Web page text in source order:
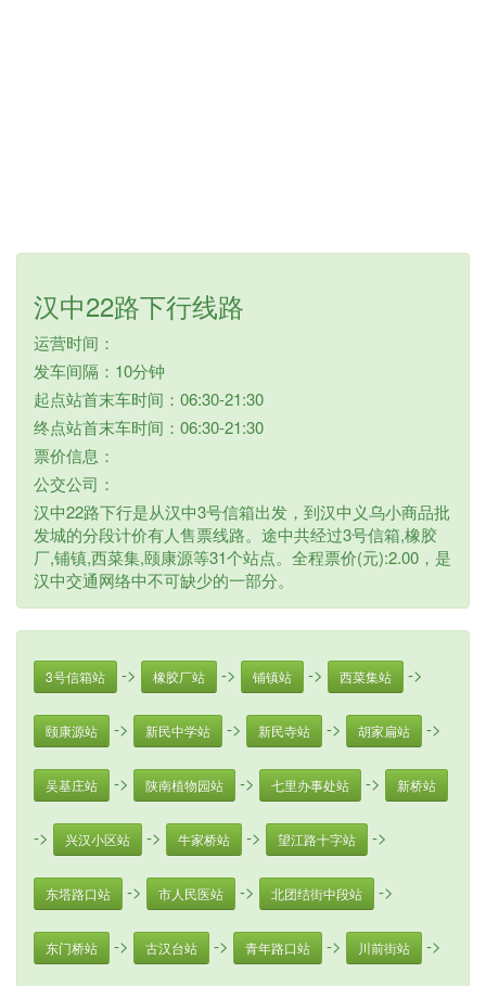
汉中22路下行线路
运营时间：
发车间隔：10分钟
起点站首末车时间：06:30-21:30
终点站首末车时间：06:30-21:30
票价信息：
公交公司：
汉中22路下行是从汉中3号信箱出发，到汉中义乌小商品批
发城的分段计价有人售票线路。途中共经过3号信箱,橡胶
厂,铺镇,西菜集,颐康源等31个站点。全程票价(元):2.00，是
汉中交通网络中不可缺少的一部分。
3号信箱站 -> 橡胶厂站 -> 铺镇站 -> 西菜集站 ->
颐康源站 -> 新民中学站 -> 新民寺站 -> 胡家扁站 ->
吴基庄站 -> 陕南植物园站 -> 七里办事处站 -> 新桥站
-> 兴汉小区站 -> 牛家桥站 -> 望江路十字站 ->
东塔路口站 -> 市人民医站 -> 北团结街中段站 ->
东门桥站 -> 古汉台站 -> 青年路口站 -> 川前街站 ->